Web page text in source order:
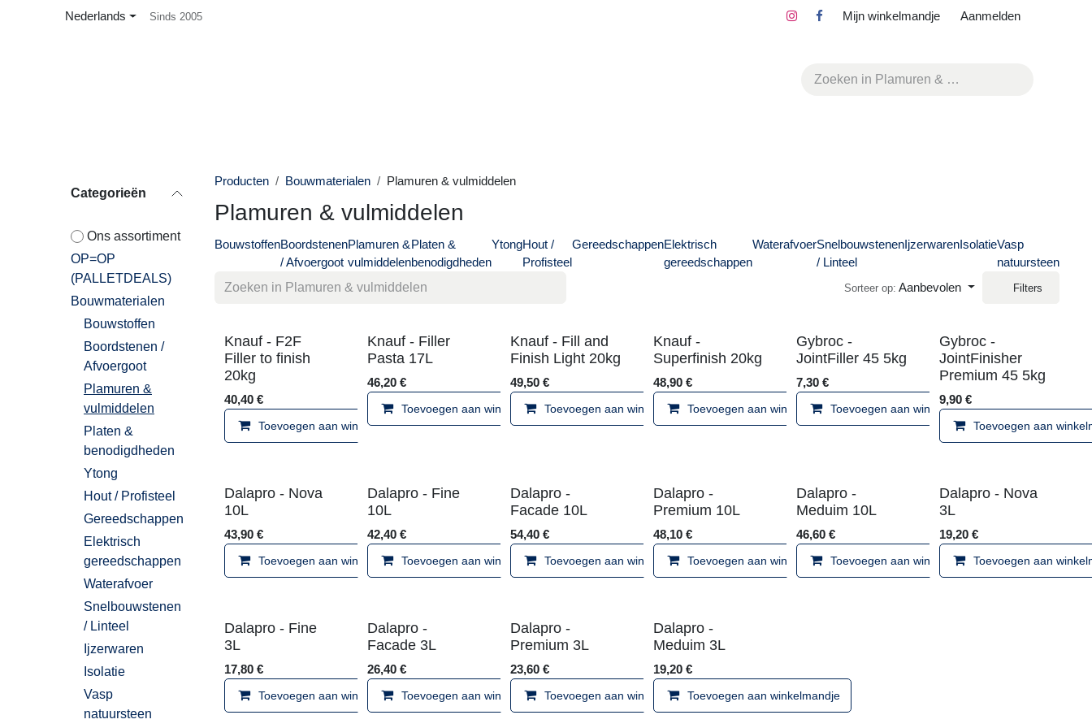
Overslaan naar inhoud
Nederlands Sinds 2005 Mijn winkelmandje Aanmelden
Categorieën
Ons assortiment​​
OP=OP
(PALLETDEALS)
Bouwmaterialen
Bouwstoffen
Boordstenen /
Afvoergoot
Plamuren &
vulmiddelen
Platen &
benodigdheden
Ytong
Hout / Profisteel
Gereedschappen
Elektrisch
gereedschappen
Waterafvoer
Snelbouwstenen
/ Linteel
Ijzerwaren
Isolatie
Vasp
natuursteen
Producten Bouwmaterialen Plamuren & vulmiddelen
Plamuren & vulmiddelen
BouwstoffenBoordstenen
/ Afvoergoot
Plamuren &
vulmiddelen
Platen &
benodigdheden
Ytong
Hout /
Profisteel
Gereedschappen Elektrisch
gereedschappen
WaterafvoerSnelbouwstenenIjzerwaren
Sorteer op: Aanbevolen
Knauf - F2F Filler
to finish 20kg
40,40
Toevoegen aan winkelmandje
Knauf - Filler
Pasta 17L
46,20
Toevoegen aan winkelmandje
Knauf - Fill and
Finish Light 20kg
49,50
Toevoegen aan winkelmandje
Superfinish 20kg
Toevoegen aan winkelmandje
JointFiller 45 5kg
Toevoegen aan winkelmandje
Premium
Dalapro - Nova
10L
43,90€
Toevoegen aan winkelmandje
Dalapro - Fine 10L
42,40
Toevoegen aan winkelmandje
Dalapro -
Facade 10L
54,40
Toevoegen aan winkelmandje
Dalapro -
Premium 10L
Toevoegen aan winkelmandje
Meduim 10L
Toevoegen aan winkelmandje
Dalapro -
Dalapro - Fine 3L
17,80
Toevoegen aan winkelmandje
Dalapro -
Facade 3L
26,40
Toevoegen aan winkelmandje
Dalapro -
Premium 3L
23,60
Toevoegen aan winkelmandje
Dalapro -
Meduim 3L
Toevoegen aan winkelmandje